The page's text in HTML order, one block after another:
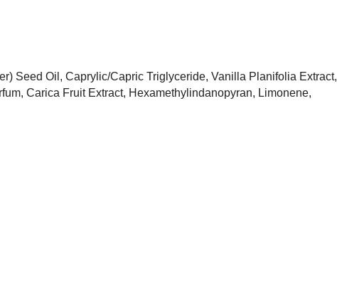
Seed Oil, Caprylic/Capric Triglyceride, Vanilla Planifolia Extract,
Carica Fruit Extract, Hexamethylindanopyran, Limonene,